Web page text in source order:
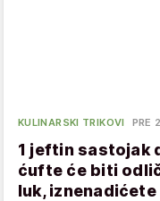
KULINARSKI TRIKOVI PRE
1 jeftin sastojak
ćufte će biti
luk, iznenadićete